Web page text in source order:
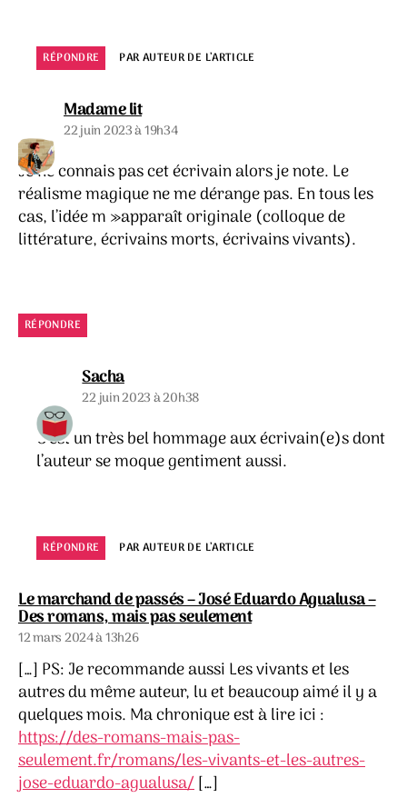
RÉPONDRE PAR AUTEUR DE L’ARTICLE
Madame litdit :
22 juin 2023 à 19h34
Je ne connais pas cet écrivain alors je note. Le
réalisme magique ne me dérange pas. En tous les
cas, l’idée m »apparaît originale (colloque de
littérature, écrivains morts, écrivains vivants).
RÉPONDRE
Sachadit :
22 juin 2023 à 20h38
C’est un très bel hommage aux écrivain(e)s dont
l’auteur se moque gentiment aussi.
RÉPONDRE PAR AUTEUR DE L’ARTICLE
Le marchand de passés – José Eduardo Agualusa –
Des romans, mais pas seulementdit :
12 mars 2024 à 13h26
[…] PS: Je recommande aussi Les vivants et les
autres du même auteur, lu et beaucoup aimé il y a
quelques mois. Ma chronique est à lire ici :
https://des-romans-mais-pas-
seulement.fr/romans/les-vivants-et-les-autres-
jose-eduardo-agualusa/[…]